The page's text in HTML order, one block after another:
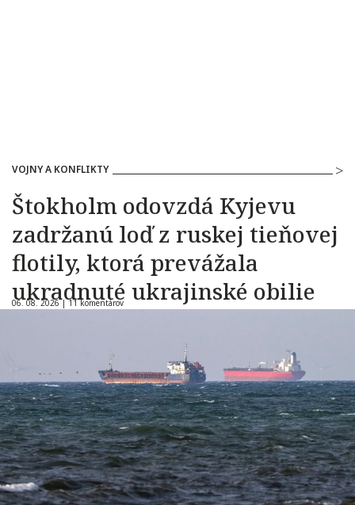
VOJNY A KONFLIKTY
Štokholm odovzdá Kyjevu
zadržanú loď z ruskej tieňovej
flotily, ktorá prevážala
ukradnuté ukrajinské obilie
06. 08. 2026 |11 komentárov